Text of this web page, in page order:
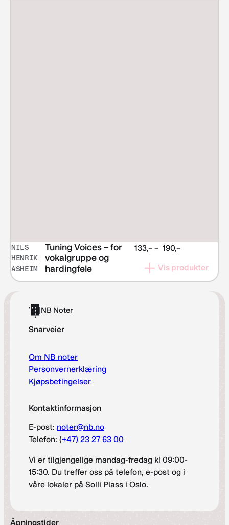
NILS
HENRIK
ASHEIM
Tuning Voices – for
vokalgruppe og
hardingfele
133,– – 190,–Prisområde:
til
kr 190,–
Vis produkter
NB Noter
Snarveier
Om NB noter
Personvernerklæring
Kjøpsbetingelser
Kontaktinformasjon
E-post: noter@nb.no
Telefon: (+47) 23 27 63 00
Vi er tilgjengelige mandag-fredag kl 09:00-
15:30. Du treffer oss på telefon, e-post og i
våre lokaler på Solli Plass i Oslo.
Åpningstider